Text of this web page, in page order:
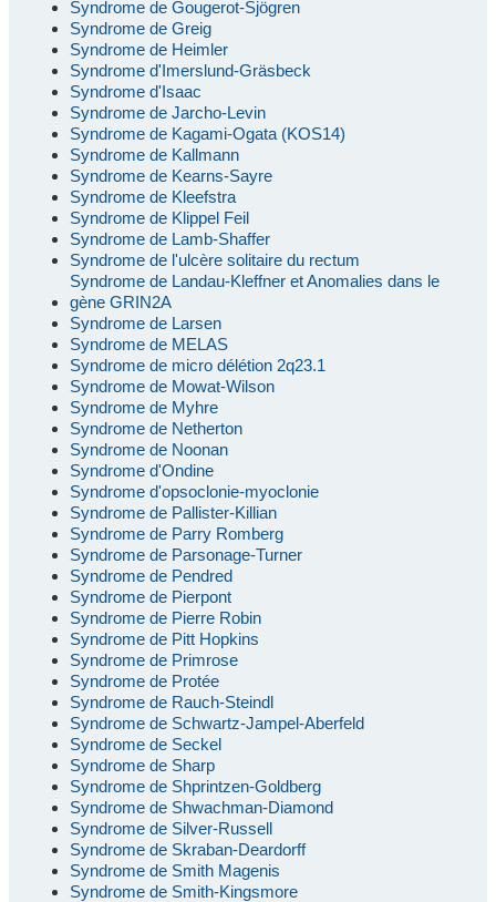
Syndrome de Gougerot-Sjögren
Syndrome de Greig
Syndrome de Heimler
Syndrome d'Imerslund-Gräsbeck
Syndrome d'Isaac
Syndrome de Jarcho-Levin
Syndrome de Kagami-Ogata (KOS14)
Syndrome de Kallmann
Syndrome de Kearns-Sayre
Syndrome de Kleefstra
Syndrome de Klippel Feil
Syndrome de Lamb-Shaffer
Syndrome de l'ulcère solitaire du rectum
Syndrome de Landau-Kleffner et Anomalies dans le
gène GRIN2A
Syndrome de Larsen
Syndrome de MELAS
Syndrome de micro délétion 2q23.1
Syndrome de Mowat-Wilson
Syndrome de Myhre
Syndrome de Netherton
Syndrome de Noonan
Syndrome d'Ondine
Syndrome d'opsoclonie-myoclonie
Syndrome de Pallister-Killian
Syndrome de Parry Romberg
Syndrome de Parsonage-Turner
Syndrome de Pendred
Syndrome de Pierpont
Syndrome de Pierre Robin
Syndrome de Pitt Hopkins
Syndrome de Primrose
Syndrome de Protée
Syndrome de Rauch-Steindl
Syndrome de Schwartz-Jampel-Aberfeld
Syndrome de Seckel
Syndrome de Sharp
Syndrome de Shprintzen-Goldberg
Syndrome de Shwachman-Diamond
Syndrome de Silver-Russell
Syndrome de Skraban-Deardorff
Syndrome de Smith Magenis
Syndrome de Smith-Kingsmore